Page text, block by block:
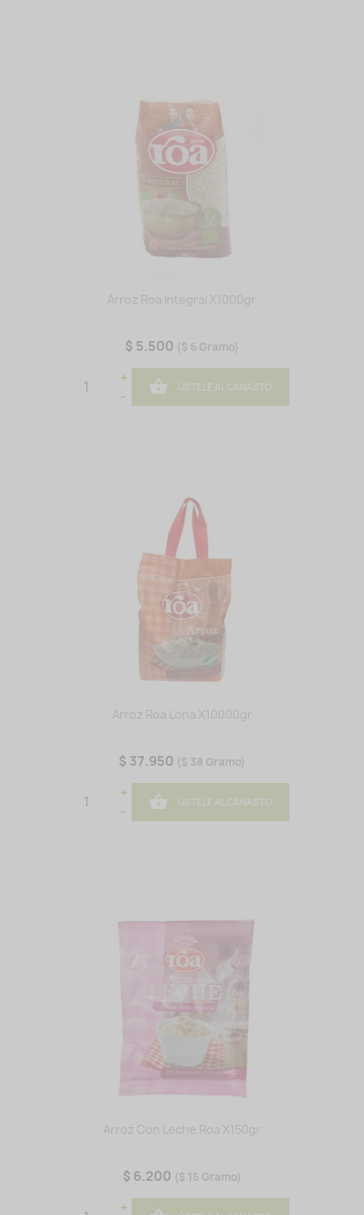
Arroz Roa Integral X1000gr
$ 5.500 ($ 6 Gramo)
+
-
 ÚSTELE AL CANASTO
Arroz Roa Lona X10000gr
$ 37.950 ($ 38 Gramo)
+
-
 ÚSTELE AL CANASTO
Arroz Con Leche Roa X150gr
$ 6.200 ($ 15 Gramo)
+